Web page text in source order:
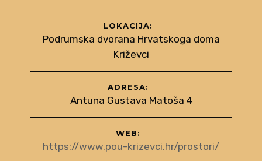
LOKACIJA:
Podrumska dvorana Hrvatskoga doma
Križevci
ADRESA:
Antuna Gustava Matoša 4
WEB:
https://www.pou-krizevci.hr/prostori/